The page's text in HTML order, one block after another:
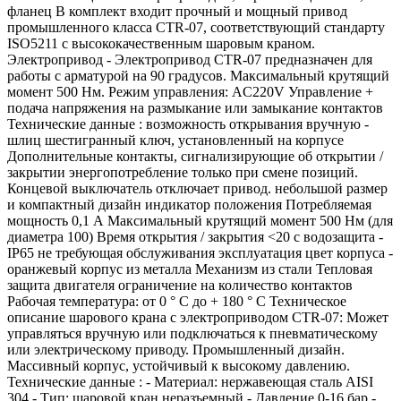
фланец В комплект входит прочный и мощный привод
промышленного класса CTR-07, соответствующий стандарту
ISO5211 с высококачественным шаровым краном.
Электропривод - Электропривод CTR-07 предназначен для
работы с арматурой на 90 градусов. Максимальный крутящий
момент 500 Нм. Режим управления: AC220V Управление +
подача напряжения на размыкание или замыкание контактов
Технические данные : возможность открывания вручную -
шлиц шестигранный ключ, установленный на корпусе
Дополнительные контакты, сигнализирующие об открытии /
закрытии энергопотребление только при смене позиций.
Концевой выключатель отключает привод. небольшой размер
и компактный дизайн индикатор положения Потребляемая
мощность 0,1 А Максимальный крутящий момент 500 Нм (для
диаметра 100) Время открытия / закрытия <20 с водозащита -
IP65 не требующая обслуживания эксплуатация цвет корпуса -
оранжевый корпус из металла Механизм из стали Тепловая
защита двигателя ограничение на количество контактов
Рабочая температура: от 0 ° C до + 180 ° C Техническое
описание шарового крана с электроприводом CTR-07: Может
управляться вручную или подключаться к пневматическому
или электрическому приводу. Промышленный дизайн.
Массивный корпус, устойчивый к высокому давлению.
Технические данные : - Материал: нержавеющая сталь AISI
304 - Тип: шаровой кран неразъемный - Давление 0-16 бар -